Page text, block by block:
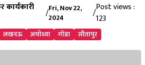
कार्यकारी
/Fri, Nov 22,
2024
/Post views :
123
लखनऊ अयोध्या गोंडा सीतापुर